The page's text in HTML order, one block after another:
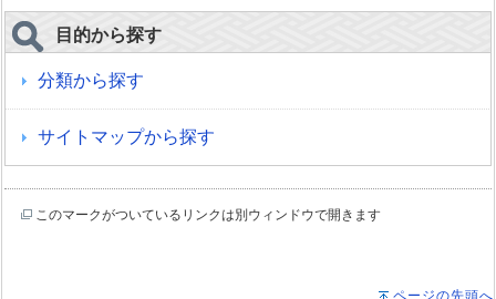
目的から探す
分類から探す
サイトマップから探す
このマークがついているリンクは別ウィンドウで開きます
ページの先頭へ